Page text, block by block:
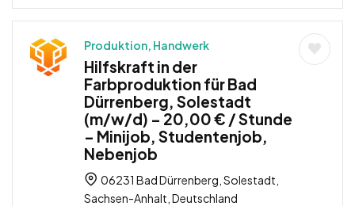
Produktion, Handwerk
Hilfskraft in der
Farbproduktion für Bad
Dürrenberg, Solestadt
(m/w/d) – 20,00 € / Stunde
– Minijob, Studentenjob,
Nebenjob
06231 Bad Dürrenberg, Solestadt,
Sachsen-Anhalt, Deutschland